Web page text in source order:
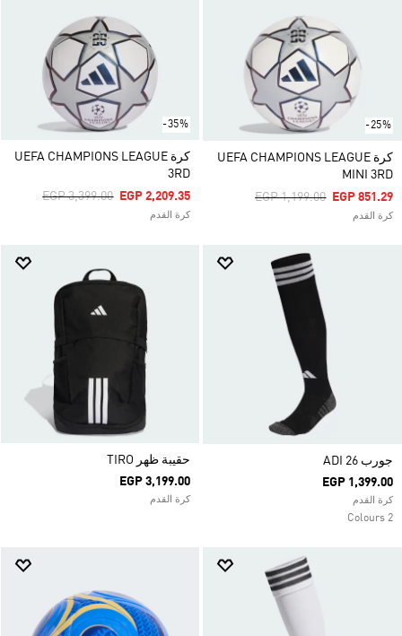
-25%
كرة UEFA CHAMPIONS LEAGUE
MINI 3RD
Price Reduced From
EGP 1,199.00ToEGP 851.29
كرة القدم
-35%
كرة UEFA CHAMPIONS LEAGUE
3RD
Price Reduced From
EGP 3,399.00ToEGP 2,209.35
كرة القدم
جورب ADI 26
EGP 1,399.00
كرة القدم
2 Colours
حقيبة ظهر TIRO
EGP 3,199.00
كرة القدم